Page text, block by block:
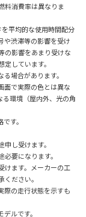
料消費率は異なりま
平均的な使用時間配分
や渋滞等の影響を受け
の影響をあまり受けな
しています。
場合があります。
面で実際の色とは異な
る環境（屋内外、光の角
す。
し受けます。
要になります。
けます。メーカーの工
ださい。
際の走行状態を示すも
ルです。